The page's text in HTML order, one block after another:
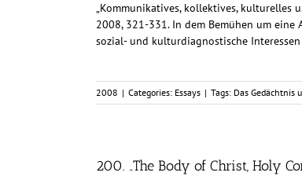
„Kommunikatives, kollektives, kulturelles
2008, 321-331. In dem Bemühen um
sozial- und kulturdiagnostische
2008 | Categories: Essays | Tags: Das Gedächtnis
200. „The Body of Christ, Holy